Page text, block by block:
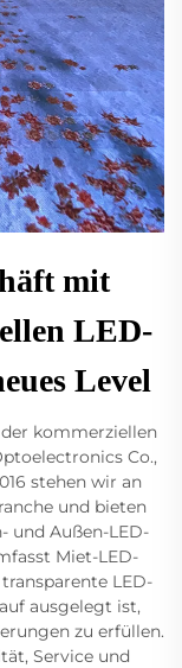
mit
LED-
Level
kommerziellen
Co.,
stehen wir an
und bieten
und Außen-LED-
Miet-LED-
LED-
ausgelegt ist,
zu erfüllen.
Service und